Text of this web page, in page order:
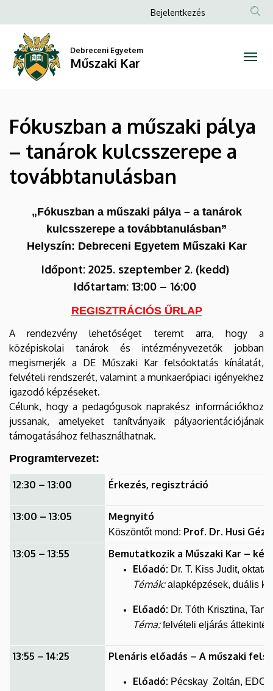
műszaki
pálya
tanárok
kulcsszerepe
továbbtanulásban
Műszaki
a
tartalomra
Anonim
Bejelentkezés
Debreceni Egyetem
Műszaki Kar
Fókuszban a műszaki pálya
– tanárok kulcsszerepe a
továbbtanulásban
„Fókuszban a műszaki pálya – a tanárok
kulcsszerepe a továbbtanulásban”
Helyszín: Debreceni Egyetem Műszaki Kar
Időpont: 2025. szeptember 2. (kedd)
Időtartam: 13:00 – 16:00
REGISZTRÁCIÓS ŰRLAP
A rendezvény lehetőséget teremt arra, hogy a
középiskolai tanárok és intézményvezetők jobban
megismerjék a DE Műszaki Kar felsőoktatás kínálatát,
felvételi rendszerét, valamint a munkaerőpiaci igényekhez
igazodó képzéseket.
Célunk, hogy a pedagógusok naprakész információkhoz
jussanak, amelyeket tanítványaik pályaorientációjának
támogatásához felhasználhatnak.
Programtervezet:
12:30 – 13:00 Érkezés, regisztráció
13:00 – 13:05 Megnyitó
Köszöntőt mond: Prof. Dr. Husi Géza
13:05 – 13:55
Bemutatkozik a Műszaki Kar –
Előadó: Dr. T. Kiss Judit,
Témák:alapképzések, duális
Előadó: Dr. Tóth Krisztina,
Téma:felvételi eljárás
13:55 – 14:25 Plenáris előadás – A műszaki
Előadó: Pécskay Zoltán, EDC